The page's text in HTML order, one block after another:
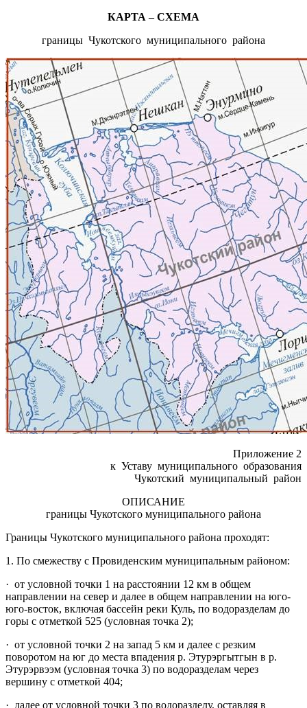
КАРТА – СХЕМА
границы Чукотского муниципального района
Приложение 2
к Уставу муниципального образования
Чукотский муниципальный район
ОПИСАНИЕ
границы Чукотского муниципального района
Границы Чукотского муниципального района проходят:
1. По смежеству с Провиденским муниципальным районом:
· от условной точки 1 на расстоянии 12 км в общем
направлении на север и далее в общем направлении на юго-
юго-восток, включая бассейн реки Куль, по водоразделам до
горы с отметкой 525 (условная точка 2);
· от условной точки 2 на запад 5 км и далее с резким
поворотом на юг до места впадения р. Этурэргытгын в р.
Этурэрвээм (условная точка 3) по водоразделам через
вершину с отметкой 404;
· далее от условной точки 3 по водоразделу, оставляя в